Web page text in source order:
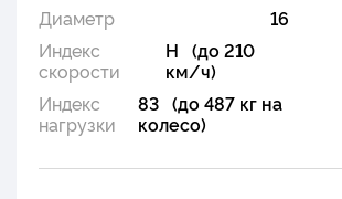
Диаметр
16
Индекс
скорости
H (до 210
км/ч)
Индекс
нагрузки
83 (до 487 кг на
колесо)